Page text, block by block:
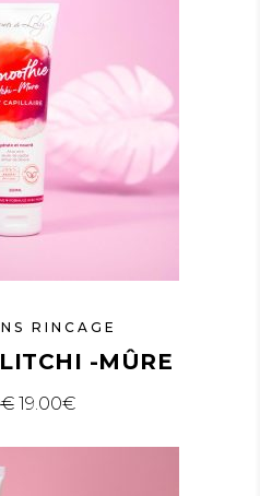
RINCAGE
-MÛRE
€ 19.00€